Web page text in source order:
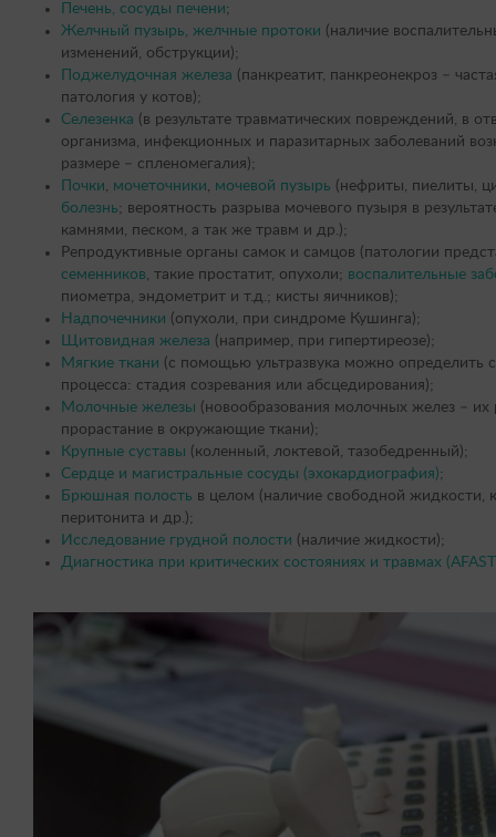
Печень, сосуды печени;
Желчный пузырь, желчные протоки (наличие
изменений, обструкции);
Поджелудочная железа (панкреатит, панкреонекроз –
патология у котов);
Селезенка (в результате травматических повреждений, в
организма, инфекционных и паразитарных заболеваний
размере – спленомегалия);
Почки, мочеточники, мочевой пузырь (нефриты, пиелиты,
болезнь; вероятность разрыва мочевого пузыря в
камнями, песком, а так же травм и др.);
Репродуктивные органы самок и самцов (патологии
семенников, такие простатит, опухоли; воспалительные
пиометра, эндометрит и т.д.; кисты яичников);
Надпочечники (опухоли, при синдроме Кушинга);
Щитовидная железа (например, при гипертиреозе);
Мягкие ткани (с помощью ультразвука можно определить
процесса: стадия созревания или абсцедирования);
Молочные железы (новообразования молочных желез – их
прорастание в окружающие ткани);
Крупные суставы (коленный, локтевой, тазобедренный);
Сердце и магистральные сосуды (эхокардиография);
Брюшная полость в целом (наличие свободной жидкости,
перитонита и др.);
Исследование грудной полости (наличие жидкости);
Диагностика при критических состояниях и травмах